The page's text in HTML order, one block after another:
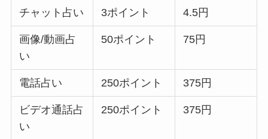
チャット占い 3ポイント 4.5円
画像/動画占
い
50ポイント 75円
電話占い 250ポイント 375円
ビデオ通話占
い
250ポイント 375円